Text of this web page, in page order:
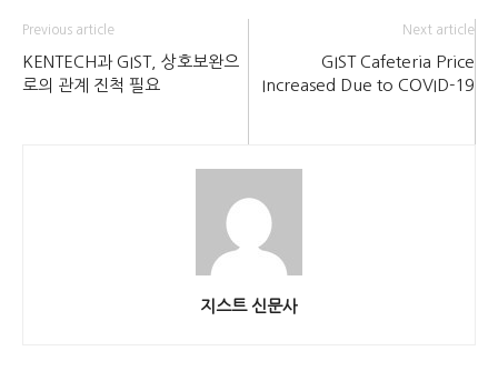
Previous article
KENTECH과 GIST, 상호보완으
로의 관계 진척 필요
Next article
GIST Cafeteria Price
Increased Due to COVID-19
지스트 신문사